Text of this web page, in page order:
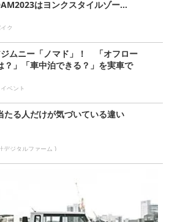
はヨンクスタイルゾー...
ク
ムニー「ノマド」！ 「オフロー
？」「車中泊できる？」を実車で
ベント
たる人だけが気づいている違い
デジタルファーム )